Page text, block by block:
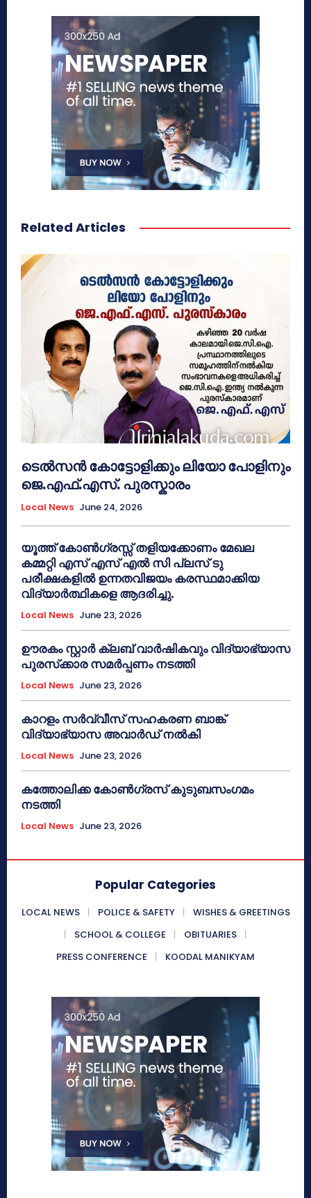
Related Articles
ടെൽസൻ കോട്ടോളിക്കും ലിയോ പോളിനും
ജെ.എഫ്.എസ്. പുരസ്കാരം
Local News June 24, 2026
യൂത്ത് കോൺഗ്രസ്സ് തളിയക്കോണം മേഖല
കമ്മറ്റി എസ് എസ് എൽ സി പ്ലസ് ടു
പരീക്ഷകളിൽ ഉന്നതവിജയം കരസ്ഥമാക്കിയ
വിദ്യാർത്ഥികളെ ആദരിച്ചു.
Local News June 23, 2026
ഊരകം സ്റ്റാർ ക്ലബ് വാർഷികവും വിദ്യാഭ്യാസ
പുരസ്‌ക്കാര സമർപ്പണം നടത്തി
Local News June 23, 2026
കാറളം സർവ്വീസ് സഹകരണ ബാങ്ക്
വിദ്യാഭ്യാസ അവാർഡ് നൽകി
Local News June 23, 2026
കത്തോലിക്ക കോൺഗ്രസ് കുടുബസംഗമം
നടത്തി
Local News June 23, 2026
Popular Categories
LOCAL NEWS POLICE & SAFETY
WISHES & GREETINGS
SCHOOL & COLLEGE
OBITUARIES
PRESS CONFERENCE
KOODAL MANIKYAM